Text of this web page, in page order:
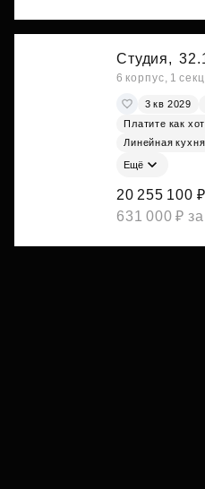
Студия,
6 корпус, 1
3 кв 2029
Платите как
Линейная кухня
Ещё
20 255 100 ₽
631 000 ₽ за